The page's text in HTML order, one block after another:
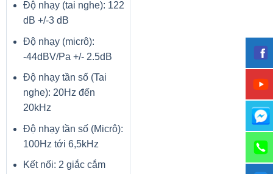
Trọng lượng đóng gói (KG ) : 87 kg
Độ nhạy (tai nghe): 122
dB +/-3 dB
Độ nhạy (micrô):
-44dBV/Pa +/- 2.5dB
Độ nhạy tần số (Tai
nghe): 20Hz đến
20kHz
Độ nhạy tần số (Micrô):
100Hz tới 6,5kHz
Kết nối: 2 giắc cắm